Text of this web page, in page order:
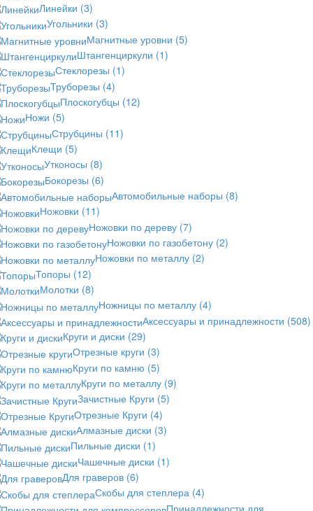
Линейки (3)
Угольники (3)
Магнитные уровни (5)
Штангенциркули (1)
Стеклорезы (1)
Труборезы (4)
Плоскогубцы (12)
Ножи (5)
Струбцины (11)
Клещи (5)
Утконосы (8)
Бокорезы (6)
Автомобильные наборы (8)
Ножовки (11)
Ножовки по дереву (7)
Ножовки по газобетону (2)
Ножовки по металлу (2)
Топоры (12)
Молотки (8)
Ножницы по металлу (4)
Аксессуары и принадлежности (508)
Круги и диски (29)
Отрезные круги (3)
Круги по камню (5)
Круги по металлу (9)
Зачистные Круги (5)
Отрезные Круги (4)
Алмазные диски (3)
Пильные диски (1)
Чашечные диски (1)
Для граверов (6)
Скобы для степлера (4)
Принадлежности для